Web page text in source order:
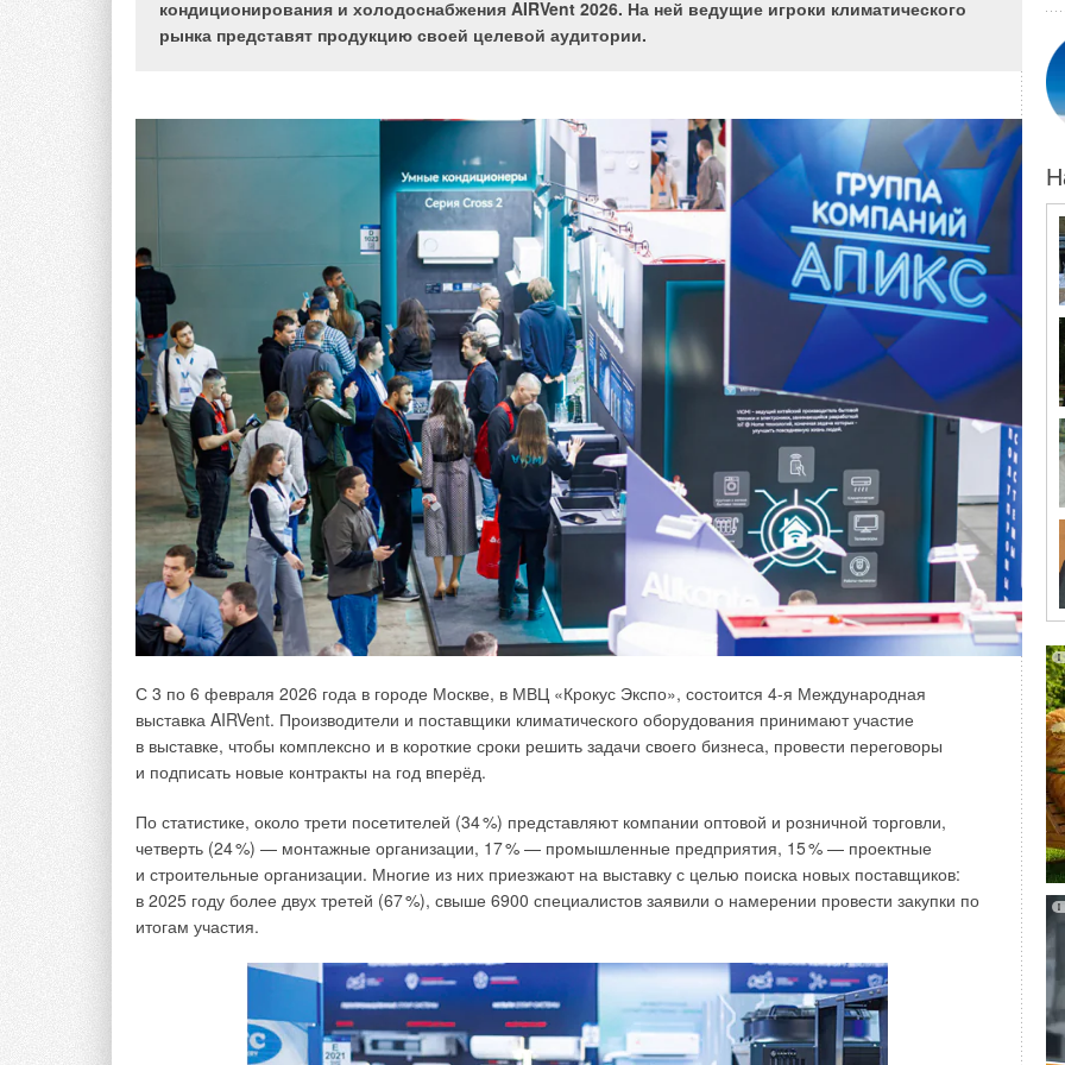
кондиционирования и холодоснабжения AIRVent 2026. На ней ведущие игроки климатического
рынка представят продукцию своей целевой аудитории.
С 3 по 6 февраля 2026 года в городе Москве, в МВЦ «Крокус Экспо», состоится 4-я Международная
выставка AIRVent. Производители и поставщики климатического оборудования принимают участие
в выставке, чтобы комплексно и в короткие сроки решить задачи своего бизнеса, провести переговоры
и подписать новые контракты на год вперёд.
По статистике, около трети посетителей (34%) представляют компании оптовой и розничной торговли,
четверть (24%) — монтажные организации, 17% — промышленные предприятия, 15% — проектные
и строительные организации. Многие из них приезжают на выставку с целью поиска новых поставщиков:
в 2025 году более двух третей (67%), свыше 6900 специалистов заявили о намерении провести закупки по
итогам участия.
системы кондиционирования требуют высококвалифицированного монтажа. Воздух или влага в системе
могут «убить» компрессор в течение первого года эксплуатации. Некачественно выполненная вальцовка
медных трубопроводов приводит к утечке фреона и в лучшем случае отключению системы по ошибке, а в
худшем — к перегреву и поломке компрессора. Неправильно проложенный дренаж будет причиной луж
воды под кондиционером и испорченной мебели. Заломы на фреоновых трубопроводах напрямую связаны
с падением давления и обмерзанием внутреннего или наружного блоков. Мы озвучили только малую часть
возможных проблем с кондиционером, которые могут возникнуть из-за его неправильного монтажа. Поэтому
монтаж должен выполняться только квалифицированным персоналом.
Выбор модели и производительности системы мы рассматривали ранее [1], поэтому сейчас на этом
останавливаться не будем.
Выбор места расположения внутренних и наружных блоков
Во-первых, мы должны понимать ограничения на конфигурацию трубопроводов, которые устанавливает
производитель оборудования. Это ограничения по длине трубопроводов и перепаду высоты между
внутренним и наружным блоками (рис. 1).